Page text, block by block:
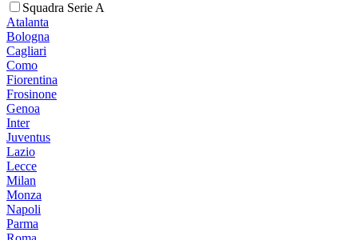
Squadra Serie A
Atalanta
Bologna
Cagliari
Como
Fiorentina
Frosinone
Genoa
Inter
Juventus
Lazio
Lecce
Milan
Monza
Napoli
Parma